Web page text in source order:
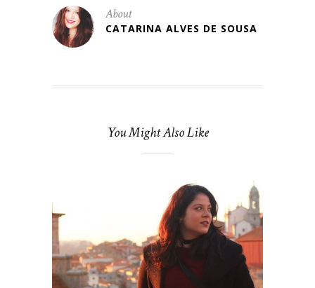
About
CATARINA ALVES DE SOUSA
You Might Also Like